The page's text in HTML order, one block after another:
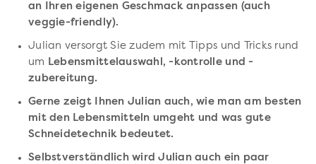
an Ihren eigenen Geschmack anpassen (auch
veggie-friendly).
Julian versorgt Sie zudem mit Tipps und Tricks rund
um Lebensmittelauswahl, -kontrolle und -
zubereitung.
Gerne zeigt Ihnen Julian auch, wie man am besten
mit den Lebensmitteln umgeht und was gute
Schneidetechnik bedeutet.
Selbstverständlich wird Julian auch ein paar